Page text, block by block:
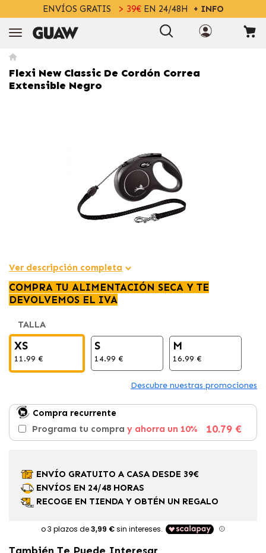
ENVÍOS GRATIS > 39€EN 24/48H + INFO
Flexi New Classic De Cordón Correa
Extensible Negro
Ver descripción completa
COMPRA TU ALIMENTACIÓN SECA Y TE
DEVOLVEMOS EL IVA
TALLA
XS
11.99 €
S
14.99 €
M
16.99 €
Descubre nuestras promociones
Compra recurrente
Programa tu compra y ahorra un 10% 10.79 €
ENVÍO GRATUITO A CASA DESDE 39€
ENVÍOS EN 24/48 HORAS
RECOGE EN TIENDA Y OBTÉN UN REGALO